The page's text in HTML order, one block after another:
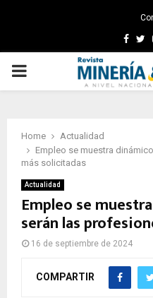
PRIMARY
Home
Actualidad
Empleo se muestra
más solicitadas
Actualidad
Empleo se
serán las
16 de septiembre de 2024
COMPARTIR